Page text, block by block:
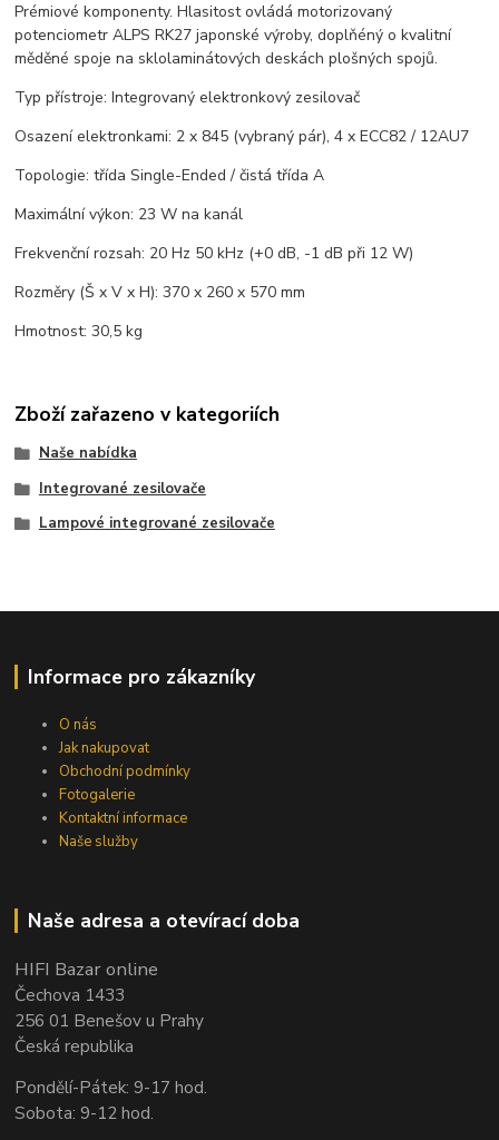
Prémiové komponenty. Hlasitost ovládá motorizovaný
potenciometr ALPS RK27 japonské výroby, doplňéný o kvalitní
měděné spoje na sklolaminátových deskách plošných spojů.
Typ přístroje: Integrovaný elektronkový zesilovač
Osazení elektronkami: 2 x 845 (vybraný pár), 4 x ECC82 / 12AU7
Topologie: třída Single-Ended / čistá třída A
Maximální výkon: 23 W na kanál
Frekvenční rozsah: 20 Hz 50 kHz (+0 dB, -1 dB při 12 W)
Rozměry (Š x V x H): 370 x 260 x 570 mm
Hmotnost: 30,5 kg
Zboží zařazeno v kategoriích
Naše nabídka
Integrované zesilovače
Lampové integrované zesilovače
Informace pro zákazníky
O nás
Jak nakupovat
Obchodní podmínky
Fotogalerie
Kontaktní informace
Naše služby
Naše adresa a otevírací doba
HIFI Bazar online
Čechova 1433
256 01 Benešov u Prahy
Česká republika
Pondělí-Pátek: 9-17 hod.
Sobota: 9-12 hod.